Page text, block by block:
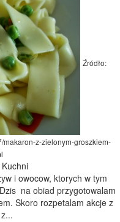
Źródło:
makaron-z-zielonym-groszkiem-
i owocow, ktorych w tym
na obiad przygotowalam
Skoro rozpetalam akcje z